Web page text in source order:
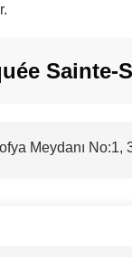
Sainte-
Meydanı No:1,